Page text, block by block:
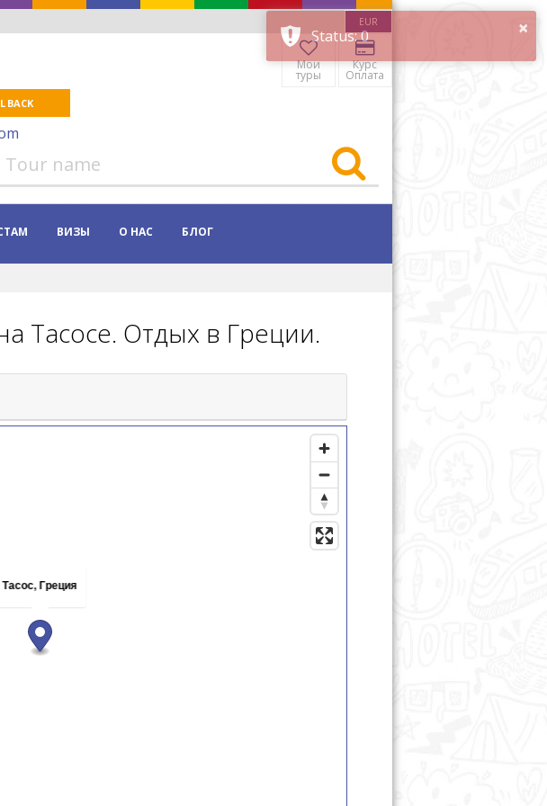
EUR
BACK
Мои
туры
Курс
Оплата
ВИЗЫ О НАС БЛОГ
Тасосе. Отдых в Греции.
Тасос, Греция